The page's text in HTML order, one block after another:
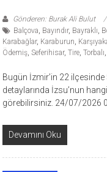
Gönderen: Burak Ali Bulut
Balçova, Bayındır, Bayraklı,
Karabağlar, Karaburun,
Ödemiş,Seferihisar,Tire,Torbalı,
Bugün İzmir’in 22
detaylarında İzsu’nun
görebilirsiniz. 24/07/2026
Devamını Oku